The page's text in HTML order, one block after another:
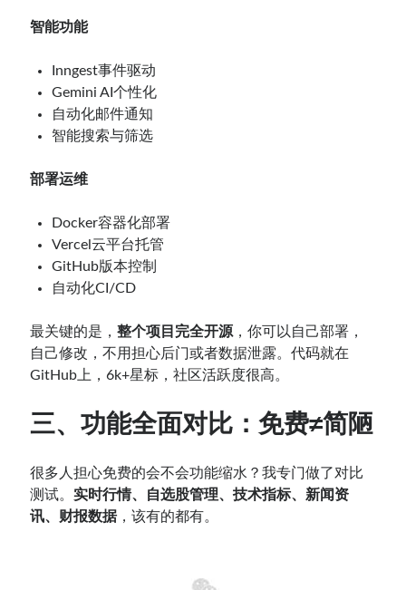
智能功能
Inngest事件驱动
Gemini AI个性化
自动化邮件通知
智能搜索与筛选
部署运维
Docker容器化部署
Vercel云平台托管
GitHub版本控制
自动化CI/CD
最关键的是，整个项目完全开源 ，你可以自己部署，
自己修改，不用担心后门或者数据泄露。代码就在
GitHub上，6k+星标，社区活跃度很高。
三、功能全面对比：免费≠简陋
很多人担心免费的会不会功能缩水？我专门做了对比
测试。实时行情、自选股管理、技术指标、新闻资
讯、财报数据，该有的都有。